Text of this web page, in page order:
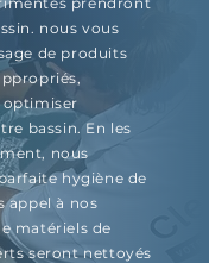
nous vous
de produits
bassin. En les
nous
hygiène de
appel à nos
matériels de
seront nettoyés